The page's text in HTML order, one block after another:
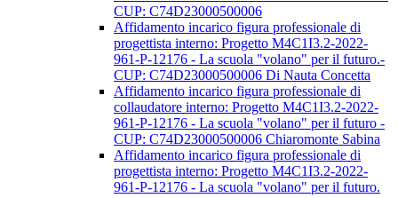
CUP: C74D23000500006
Affidamento incarico figura professionale di
progettista interno: Progetto M4C1I3.2-2022-
961-P-12176 - La scuola "volano" per il futuro.-
CUP: C74D23000500006 Di Nauta Concetta
Affidamento incarico figura professionale di
collaudatore interno: Progetto M4C1I3.2-2022-
961-P-12176 - La scuola "volano" per il futuro -
CUP: C74D23000500006 Chiaromonte Sabina
Affidamento incarico figura professionale di
progettista interno: Progetto M4C1I3.2-2022-
961-P-12176 - La scuola "volano" per il futuro.